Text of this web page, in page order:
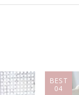
BEST
04